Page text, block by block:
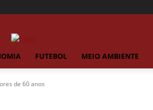
FUTEBOL MEIO AMBIENTE
de 60 anos